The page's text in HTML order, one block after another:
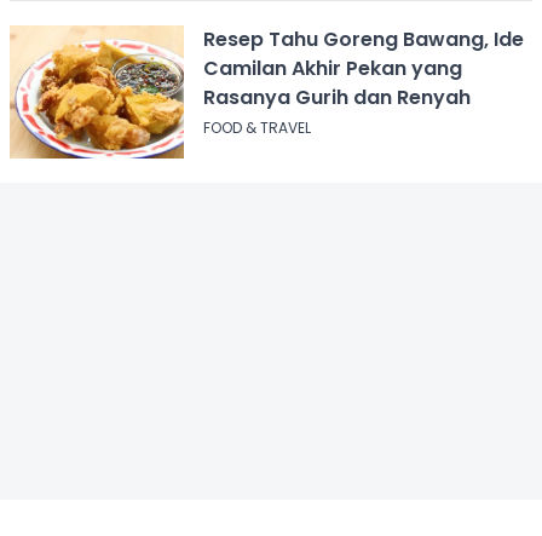
Resep Tahu Goreng Bawang, Ide
Camilan Akhir Pekan yang
Rasanya Gurih dan Renyah
FOOD & TRAVEL